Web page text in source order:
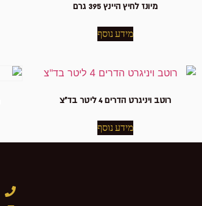
מיונז לחיץ היינץ 395 גרם
מידע נוסף
רוטב ויניגרט הדרים 4 ליטר בד"צ
מידע נוסף